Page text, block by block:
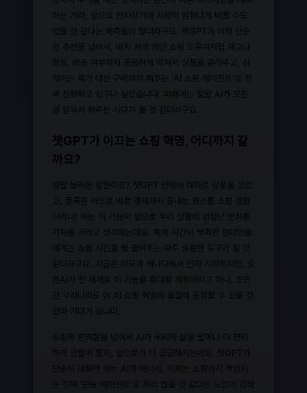
하는 거라, 앞으로 전자상거래 시장이 엄청나게 바뀔 수도
있을 것 같다는 예측들이 많더라구요. 챗GPT가 이제 단순
한 추천을 넘어서, 마치 저의 개인 쇼핑 도우미처럼 재고나
평점, 배송 여부까지 꼼꼼하게 따져서 상품을 골라주고, 심
지어는 제가 대신 구매까지 해주는 'AI 쇼핑 에이전트'로 진
짜 진화하고 있구나 싶었습니다. 미래에는 정말 AI가 모든
걸 알아서 해주는 시대가 올 것 같더라구요.
챗GPT가 이끄는 쇼핑 혁명, 어디까지 갈
까요?
정말 놀라운 발전이죠? 챗GPT 안에서 대화로 상품을 고르
고, 등록된 카드로 바로 결제까지 끝내는 원스톱 쇼핑 경험
이라니! 저는 이 기능이 앞으로 우리 생활에 엄청난 변화를
가져올 거라고 생각하는데요. 특히 시간이 부족한 현대인들
에게는 쇼핑 시간을 확 줄여주는 아주 유용한 도구가 될 것
같더라구요. 지금은 미국과 캐나다에서 먼저 시작하지만, 오
픈AI가 전 세계로 이 기능을 확대할 계획이라고 하니, 조만
간 우리나라도 이 AI 쇼핑 혁명의 물결에 동참할 수 있을 것
같아 기대가 됩니다.
쇼핑의 편리함을 넘어서 AI가 우리의 삶을 얼마나 더 편리
하게 만들어 줄지, 앞으로가 더 궁금해지는데요. 챗GPT가
단순히 대화만 하는 AI가 아니라, 이제는 쇼핑까지 책임지
는 진짜 '만능 에이전트'로 자리 잡을 것 같다는 느낌이 강하